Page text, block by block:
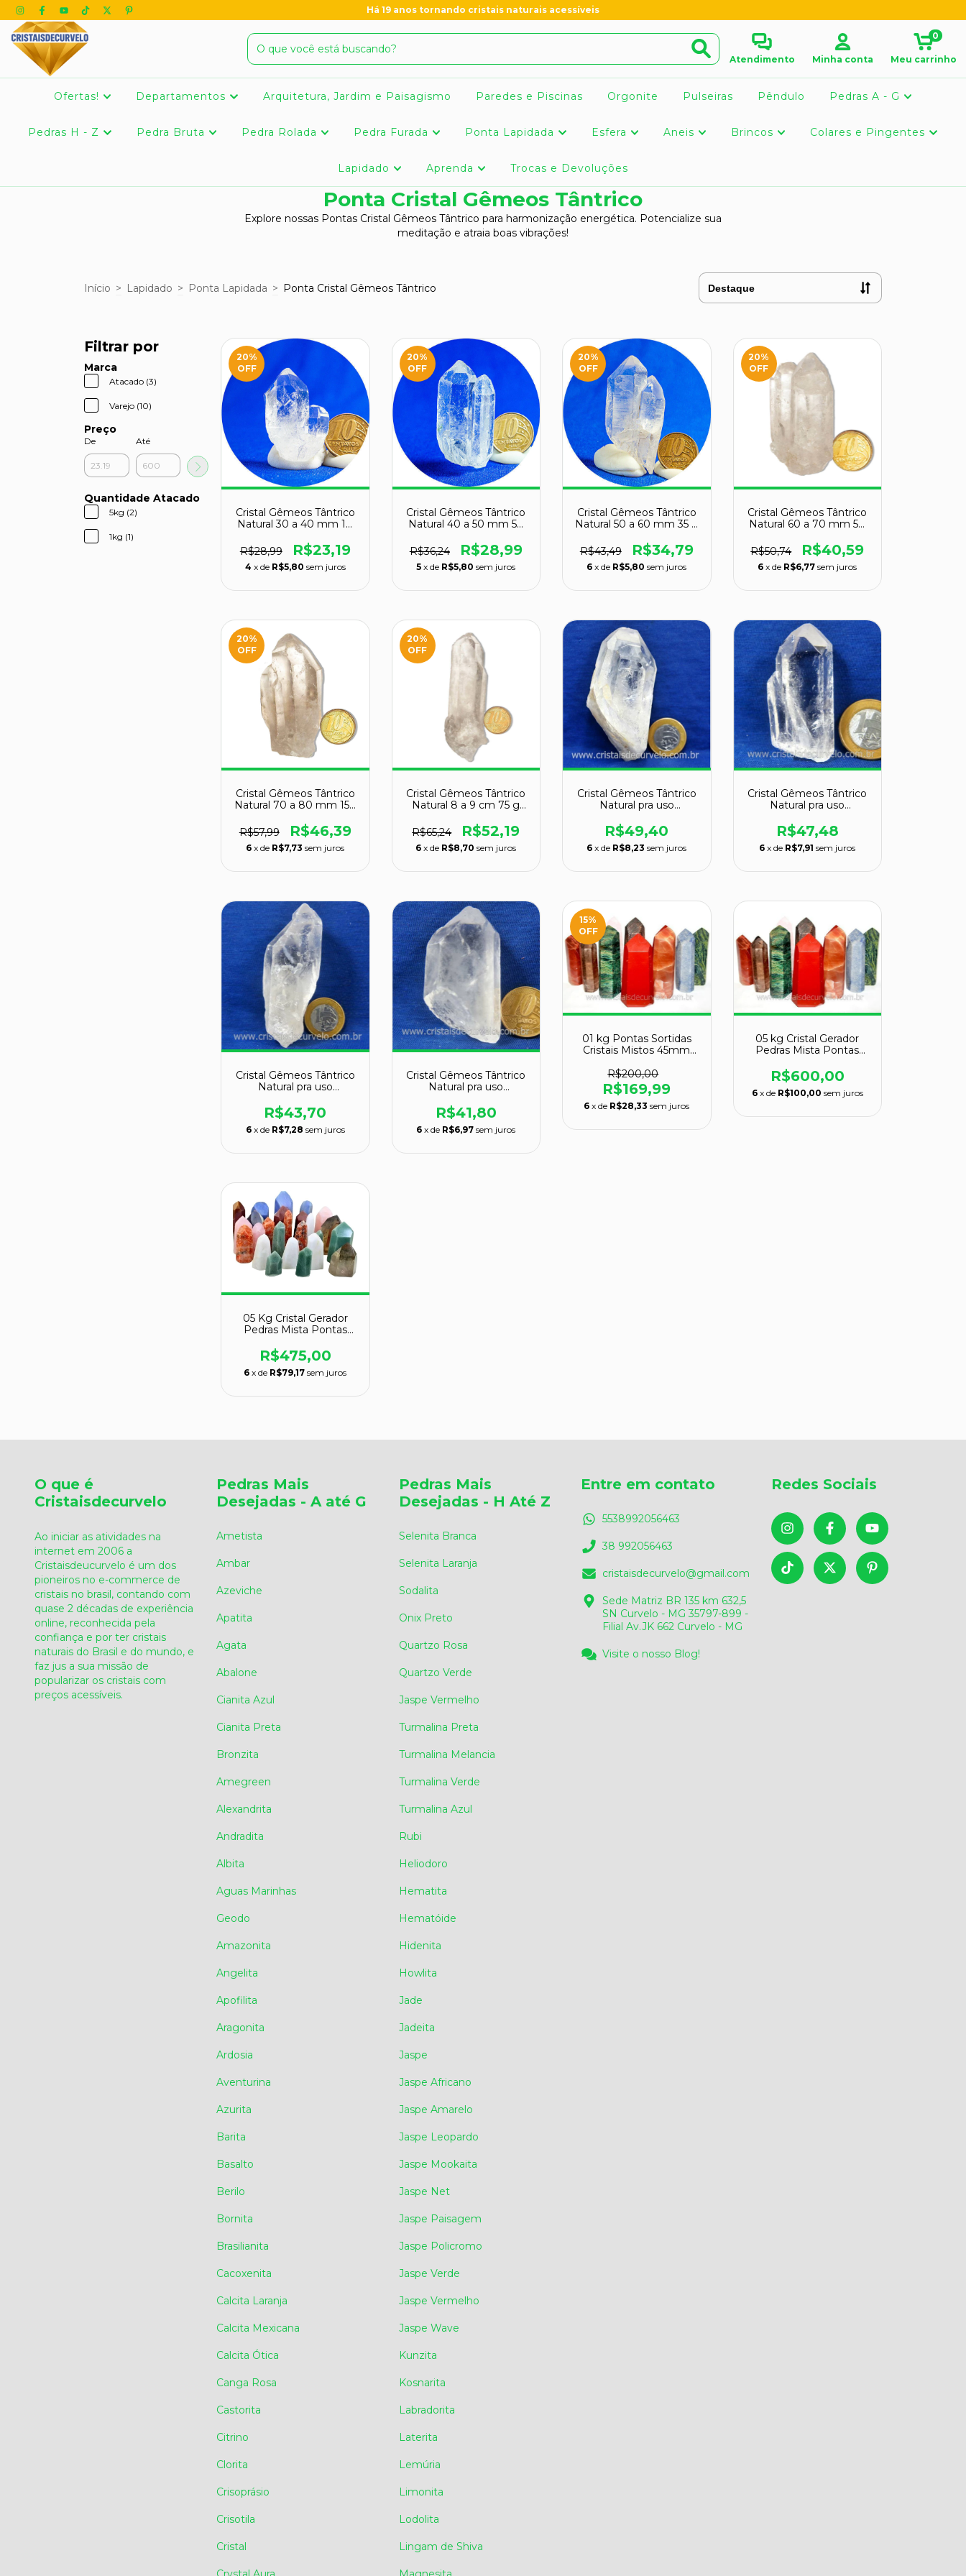
Há 19 anos tornando cristais naturais acessíveis
Atendimento Minha conta Meu carrinho
0
Ofertas! Departamentos Arquitetura, Jardim e Paisagismo Paredes e Piscinas Orgonite Pulseiras Pêndulo Pedras A - G
Pedras H - Z Pedra Bruta Pedra Rolada Pedra Furada Ponta Lapidada Esfera Aneis Brincos Colares e Pingentes
Lapidado Aprenda Trocas e Devoluções
Ponta Cristal Gêmeos Tântrico
Explore nossas Pontas Cristal Gêmeos Tântrico para harmonização energética. Potencialize sua
meditação e atraia boas vibrações!
Início > Lapidado > Ponta Lapidada > Ponta Cristal Gêmeos Tântrico
Filtrar por
Marca
Atacado (3)
Varejo (10)
Preço
De Até
Quantidade Atacado
5kg (2)
1kg (1)
20%
OFF
Cristal Gêmeos Tântrico
Natural 30 a 40 mm 10
R$28,99
R$23,19
4 x de R$5,80 sem juros
20%
OFF
Cristal Gêmeos Tântrico
Natural 40 a 50 mm 50
R$36,24
R$28,99
5 x de R$5,80 sem juros
20%
OFF
Cristal Gêmeos Tântrico
Natural 50 a 60 mm 35 g
R$43,49
R$34,79
6 x de R$5,80 sem juros
20%
OFF
Cristal Gêmeos Tântrico
Natural 60 a 70 mm 50
R$50,74
R$40,59
6 x de R$6,77 sem juros
20%
OFF
Cristal Gêmeos Tântrico
Natural 70 a 80 mm 150
R$57,99
R$46,39
6 x de R$7,73 sem juros
20%
OFF
Cristal Gêmeos Tântrico
Natural 8 a 9 cm 75 g
R$65,24
R$52,19
6 x de R$8,70 sem juros
Cristal Gêmeos Tântrico
Natural pra uso
R$49,40
6 x de R$8,23 sem juros
Cristal Gêmeos Tântrico
Natural pra uso
R$47,48
6 x de R$7,91 sem juros
Cristal Gêmeos Tântrico
Natural pra uso
R$43,70
6 x de R$7,28 sem juros
Cristal Gêmeos Tântrico
Natural pra uso
R$41,80
6 x de R$6,97 sem juros
15%
OFF
01 kg Pontas Sortidas
Cristais Mistos 45mm
R$200,00
R$169,99
6 x de R$28,33 sem juros
05 kg Cristal Gerador
Pedras Mista Pontas
ATACADO
R$600,00
6 x de R$100,00 sem juros
05 Kg Cristal Gerador
Pedras Mista Pontas
Natural Atacado
R$475,00
6 x de R$79,17 sem juros
O que é
Cristaisdecurvelo
Ao iniciar as atividades na
internet em 2006 a
Cristaisdeucurvelo é um dos
pioneiros no e-commerce de
cristais no brasil, contando com
quase 2 décadas de experiência
online, reconhecida pela
confiança e por ter cristais
naturais do Brasil e do mundo, e
faz jus a sua missão de
popularizar os cristais com
preços acessíveis.
Pedras Mais
Desejadas - A até G
Ametista
Ambar
Azeviche
Apatita
Agata
Abalone
Cianita Azul
Cianita Preta
Bronzita
Amegreen
Alexandrita
Andradita
Albita
Aguas Marinhas
Geodo
Amazonita
Angelita
Apofilita
Aragonita
Ardosia
Aventurina
Azurita
Barita
Basalto
Berilo
Bornita
Brasilianita
Cacoxenita
Calcita Laranja
Calcita Mexicana
Calcita Ótica
Canga Rosa
Castorita
Citrino
Clorita
Crisoprásio
Crisotila
Cristal
Pedras Mais
Desejadas - H Até Z
Selenita Branca
Selenita Laranja
Sodalita
Onix Preto
Quartzo Rosa
Quartzo Verde
Jaspe Vermelho
Turmalina Preta
Turmalina Melancia
Turmalina Verde
Turmalina Azul
Rubi
Heliodoro
Hematita
Hematóide
Hidenita
Howlita
Jade
Jadeita
Jaspe
Jaspe Africano
Jaspe Amarelo
Jaspe Leopardo
Jaspe Mookaita
Jaspe Net
Jaspe Paisagem
Jaspe Policromo
Jaspe Verde
Jaspe Vermelho
Jaspe Wave
Kunzita
Kosnarita
Labradorita
Laterita
Lemúria
Limonita
Lodolita
Lingam de Shiva
Entre em contato
5538992056463
38 992056463
cristaisdecurvelo@gmail.com
Sede Matriz BR 135 km 632,5
SN Curvelo - MG 35797-899 -
Filial Av.JK 662 Curvelo - MG
Visite o nosso Blog!
Redes Sociais